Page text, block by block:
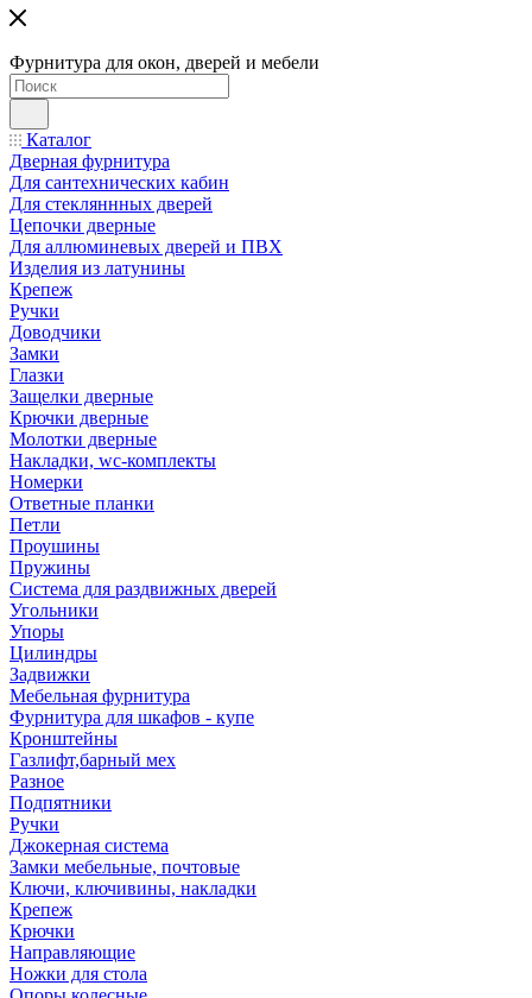
Фурнитура для окон, дверей и мебели
Каталог
Дверная фурнитура
Для сантехнических кабин
Для стекляннных дверей
Цепочки дверные
Для аллюминевых дверей и ПВХ
Изделия из латунины
Крепеж
Ручки
Доводчики
Замки
Глазки
Защелки дверные
Крючки дверные
Молотки дверные
Накладки, wc-комплекты
Номерки
Ответные планки
Петли
Проушины
Пружины
Система для раздвижных дверей
Угольники
Упоры
Цилиндры
Задвижки
Мебельная фурнитура
Фурнитура для шкафов - купе
Кронштейны
Газлифт,барный мех
Разное
Подпятники
Ручки
Джокерная система
Замки мебельные, почтовые
Ключи, ключивины, накладки
Крепеж
Крючки
Направляющие
Ножки для стола